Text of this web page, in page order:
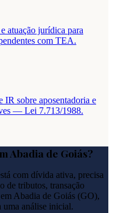
atuação jurídica para
com TEA.
IR sobre aposentadoria e
— Lei 7.713/1988.
Abadia de Goiás?
com dívida ativa, precisa
de tributos, transação
Abadia de Goiás (GO),
uma análise inicial.